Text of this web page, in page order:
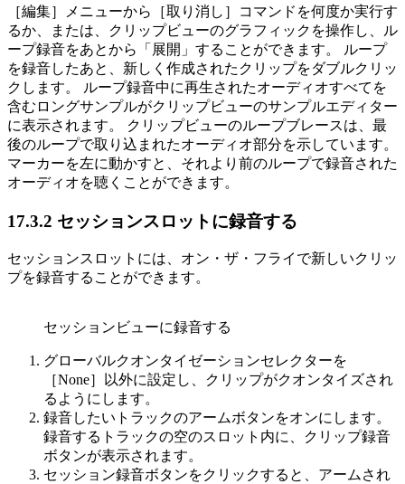
［編集］メニューから［取り消し］コマンドを何度か実行す
るか、または、クリップビューのグラフィックを操作し、ル
ープ録音をあとから「展開」することができます。 ループ
を録音したあと、新しく作成されたクリップをダブルクリッ
クします。 ループ録音中に再生されたオーディオすべてを
含むロングサンプルがクリップビューのサンプルエディター
に表示されます。 クリップビューのループブレースは、最
後のループで取り込まれたオーディオ部分を示しています。
マーカーを左に動かすと、それより前のループで録音された
オーディオを聴くことができます。
17.3.2 セッションスロットに録音する
セッションスロットには、オン・ザ・フライで新しいクリッ
プを録音することができます。
セッションビューに録音する
グローバルクオンタイゼーションセレクターを
［None］以外に設定し、クリップがクオンタイズされ
るようにします。
録音したいトラックのアームボタンをオンにします。
録音するトラックの空のスロット内に、クリップ録音
ボタンが表示されます。
セッション録音ボタンをクリックすると、アームされ